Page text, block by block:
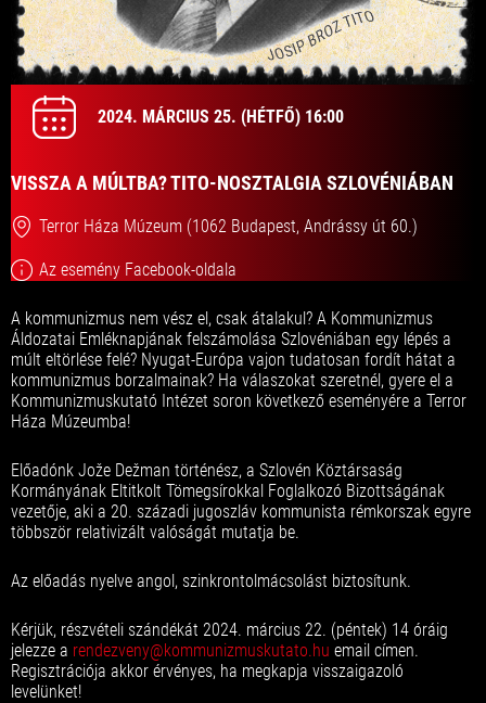
2024. MÁRCIUS 25. (HÉTFŐ) 16:00
VISSZA A MÚLTBA? TITO-NOSZTALGIA SZLOVÉNIÁBAN
Terror Háza Múzeum (1062 Budapest, Andrássy út 60.)
Az esemény Facebook-oldala
A kommunizmus nem vész el, csak átalakul? A Kommunizmus
Áldozatai Emléknapjának felszámolása Szlovéniában egy lépés a
múlt eltörlése felé? Nyugat-Európa vajon tudatosan fordít hátat a
kommunizmus borzalmainak? Ha válaszokat szeretnél, gyere el a
Kommunizmuskutató Intézet soron következő eseményére a Terror
Háza Múzeumba!
Előadónk Jože Dežman történész, a Szlovén Köztársaság
Kormányának Eltitkolt Tömegsírokkal Foglalkozó Bizottságának
vezetője, aki a 20. századi jugoszláv kommunista rémkorszak egyre
többször relativizált valóságát mutatja be.
Az előadás nyelve angol, szinkrontolmácsolást biztosítunk.
Kérjük, részvételi szándékát 2024. március 22. (péntek) 14 óráig
jelezze a rendezveny@kommunizmuskutato.hu email címen.
Regisztrációja akkor érvényes, ha megkapja visszaigazoló
levelünket!